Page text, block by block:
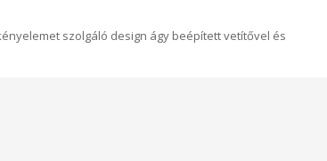
szolgáló design ágy beépített vetítővel és